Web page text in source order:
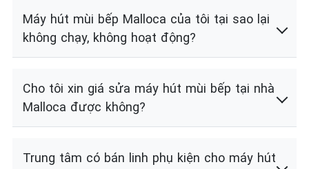
Máy hút mùi bếp Malloca của tôi tại sao lại
không chạy, không hoạt động?
Cho tôi xin giá sửa máy hút mùi bếp tại nhà
Malloca được không?
Trung tâm có bán linh phụ kiện cho máy hút